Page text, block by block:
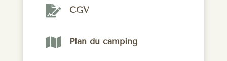
 CGV
 Plan du camping